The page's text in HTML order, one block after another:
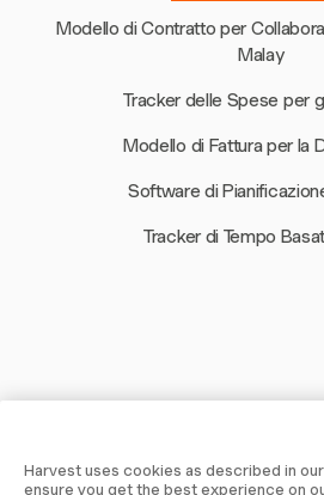
Modello di Contratto per
Malay
Tracker delle Spese per
Modello di Fattura per la
Software di
Tracker di Tempo
Il tuo tempo
Harvest uses cookies as described in our
ensure you get the best experience on